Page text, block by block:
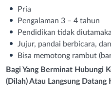
Pria
Pengalaman 3 – 4 tahun
Pendidikan tidak
Jujur, pandai berbicara,
Bisa memotong rambut
Bagi Yang Berminat Hubungi
(Dilah) Atau Langsung Datang